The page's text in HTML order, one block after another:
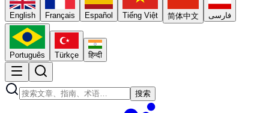
English Français Español Tiếng Việt 简体中文 فارسی
Português Türkçe हिन्दी
搜索